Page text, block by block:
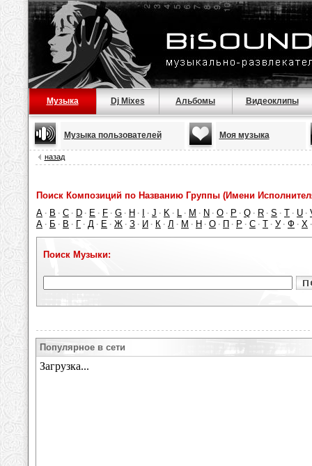
Музыка Dj Mixes Альбомы Видеоклипы
Музыка пользователей Моя музыка
назад
Поиск Композиций по Названию Группы (Имени
A · B · C · D · E · F · G · H · · J · K · L · M · N · O · P · Q · R · S · T · U ·
А · Б · В · Г · Д · Е · Ж · З · И · К · Л · М · Н · О · П · Р · С · Т · У · Ф · Х
Поиск Музыки:
Популярное в сети